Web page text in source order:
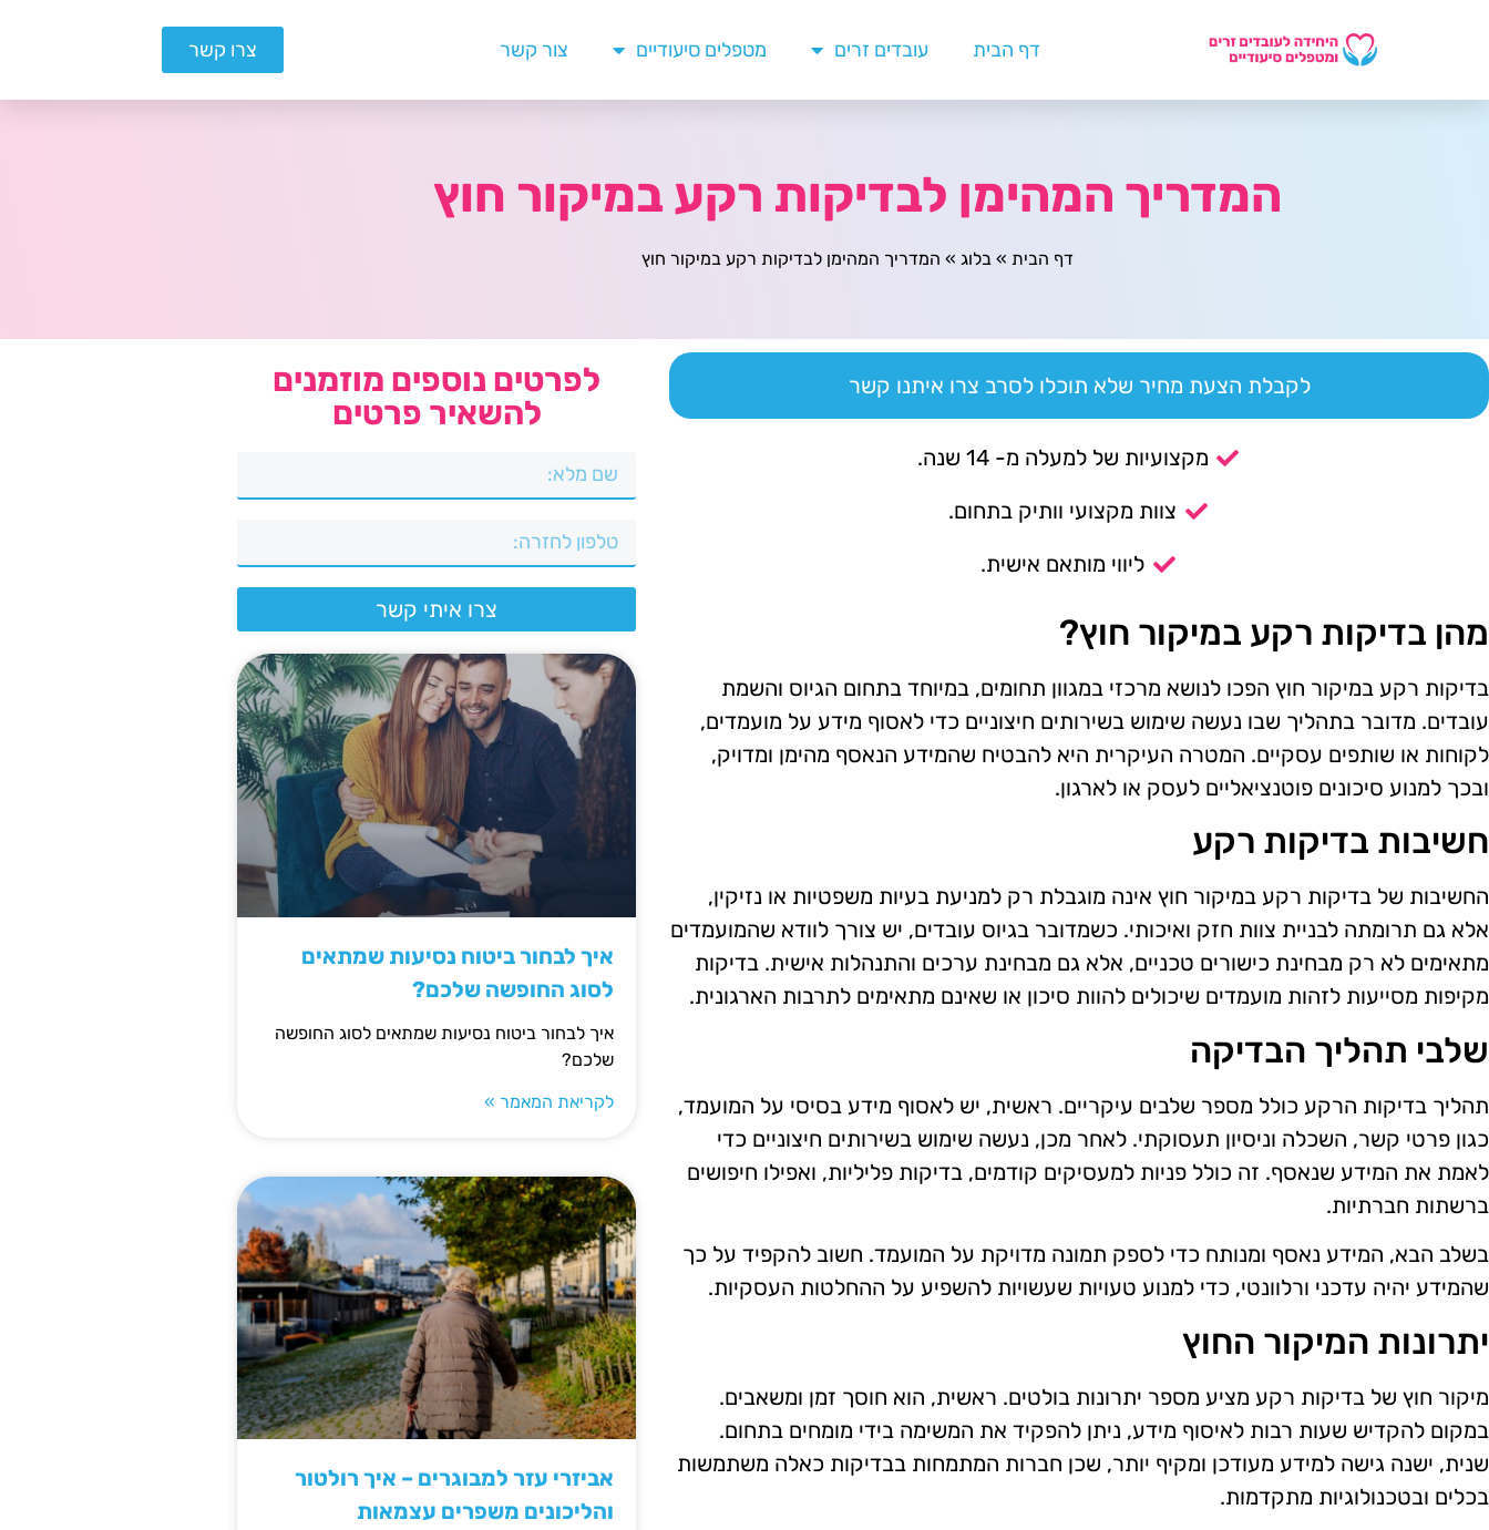
דף הבית עובדים זרים מטפלים סיעודיים צור קשר צרו קשר
המדריך המהימן לבדיקות רקע במיקור חוץ
דף הבית » בלוג » המדריך המהימן לבדיקות רקע במיקור חוץ
לקבלת הצעת מחיר שלא תוכלו לסרב צרו איתנו קשר
מקצועיות של למעלה מ- 14 שנה.
צוות מקצועי וותיק בתחום.
ליווי מותאם אישית.
מהן בדיקות רקע במיקור חוץ?
בדיקות רקע במיקור חוץ הפכו לנושא מרכזי במגוון תחומים, במיוחד בתחום הגיוס והשמת
עובדים. מדובר בתהליך שבו נעשה שימוש בשירותים חיצוניים כדי לאסוף מידע על מועמדים,
לקוחות או שותפים עסקיים. המטרה העיקרית היא להבטיח שהמידע הנאסף מהימן ומדויק,
ובכך למנוע סיכונים פוטנציאליים לעסק או לארגון.
חשיבות בדיקות רקע
החשיבות של בדיקות רקע במיקור חוץ אינה מוגבלת רק למניעת בעיות משפטיות או נזיקין,
אלא גם תרומתה לבניית צוות חזק ואיכותי. כשמדובר בגיוס עובדים, יש צורך לוודא שהמועמדים
מתאימים לא רק מבחינת כישורים טכניים, אלא גם מבחינת ערכים והתנהלות אישית. בדיקות
מקיפות מסייעות לזהות מועמדים שיכולים להוות סיכון או שאינם מתאימים לתרבות הארגונית.
שלבי תהליך הבדיקה
תהליך בדיקות הרקע כולל מספר שלבים עיקריים. ראשית, יש לאסוף מידע בסיסי על המועמד,
כגון פרטי קשר, השכלה וניסיון תעסוקתי. לאחר מכן, נעשה שימוש בשירותים חיצוניים כדי
לאמת את המידע שנאסף. זה כולל פניות למעסיקים קודמים, בדיקות פליליות, ואפילו חיפושים
ברשתות חברתיות.
בשלב הבא, המידע נאסף ומנותח כדי לספק תמונה מדויקת על המועמד. חשוב להקפיד על כך
שהמידע יהיה עדכני ורלוונטי, כדי למנוע טעויות שעשויות להשפיע על ההחלטות העסקיות.
יתרונות המיקור החוץ
מיקור חוץ של בדיקות רקע מציע מספר יתרונות בולטים. ראשית, הוא חוסך זמן ומשאבים.
במקום להקדיש שעות רבות לאיסוף מידע, ניתן להפקיד את המשימה בידי מומחים בתחום.
שנית, ישנה גישה למידע מעודכן ומקיף יותר, שכן חברות המתמחות בבדיקות כאלה משתמשות
בכלים ובטכנולוגיות מתקדמות.
לפרטים נוספים מוזמנים
להשאיר פרטים
צרו איתי קשר
איך לבחור ביטוח נסיעות שמתאים
לסוג החופשה שלכם?
איך לבחור ביטוח נסיעות שמתאים לסוג החופשה
שלכם?
לקריאת המאמר »
אביזרי עזר למבוגרים – איך רולטור
והליכונים משפרים עצמאות